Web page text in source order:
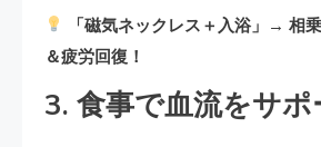
「磁気ネックレス＋入浴」→ 相
＆疲労回復！
3. 食事で血流をサポ